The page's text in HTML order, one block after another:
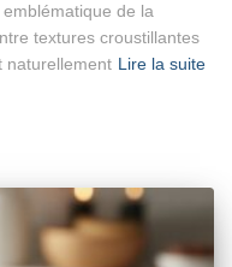
de la
textures croustillantes
naturellement Lire la suite